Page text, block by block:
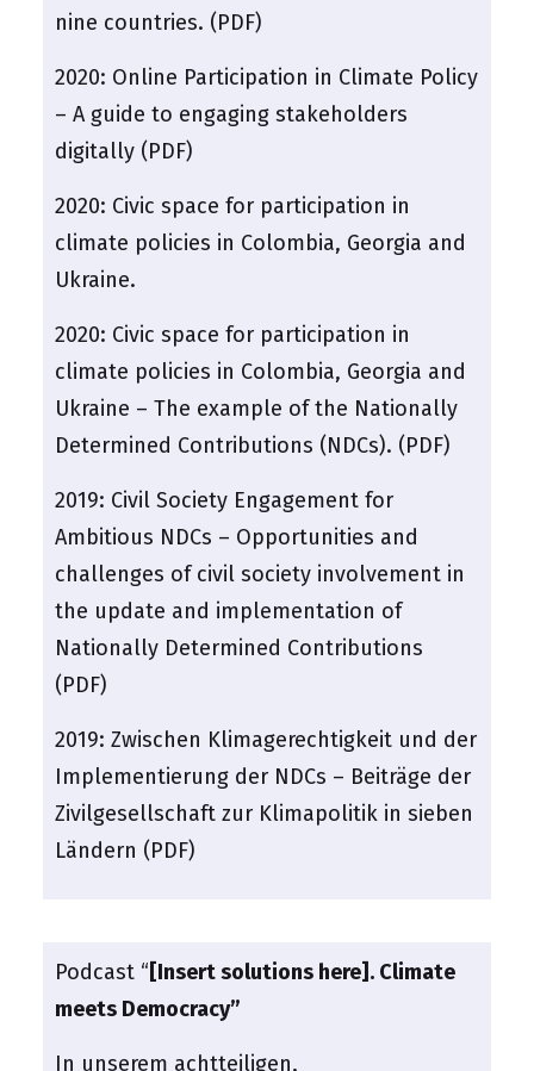
nine countries. (PDF)
2020: Online Participation in Climate Policy
– A guide to engaging stakeholders
digitally (PDF)
2020: Civic space for participation in
climate policies in Colombia, Georgia and
Ukraine.
2020: Civic space for participation in
climate policies in Colombia, Georgia and
Ukraine – The example of the Nationally
Determined Contributions (NDCs). (PDF)
2019: Civil Society Engagement for
Ambitious NDCs – Opportunities and
challenges of civil society involvement in
the update and implementation of
Nationally Determined Contributions
(PDF)
2019: Zwischen Klimagerechtigkeit und der
Implementierung der NDCs – Beiträge der
Zivilgesellschaft zur Klimapolitik in sieben
Ländern (PDF)
Podcast “ [Insert solutions here]. Climate
meets Democracy”
In unserem achtteiligen,